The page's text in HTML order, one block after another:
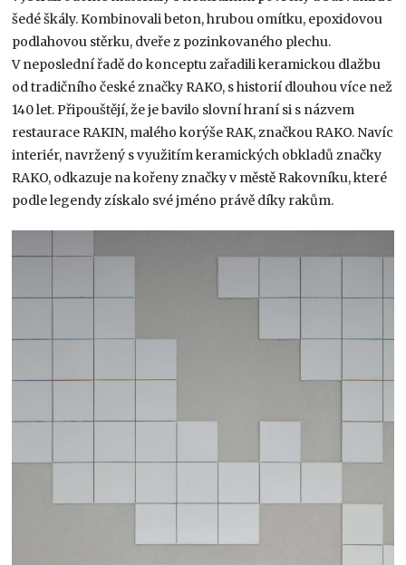
šedé škály. Kombinovali beton, hrubou omítku, epoxidovou
podlahovou stěrku, dveře z pozinkovaného plechu.
V neposlední řadě do konceptu zařadili keramickou dlažbu
od tradičního české značky RAKO, s historií dlouhou více než
140 let. Připouštějí, že je bavilo slovní hraní si s názvem
restaurace RAKIN, malého korýše RAK, značkou RAKO. Navíc
interiér, navržený s využitím keramických obkladů značky
RAKO, odkazuje na kořeny značky v městě Rakovníku, které
podle legendy získalo své jméno právě díky rakům.